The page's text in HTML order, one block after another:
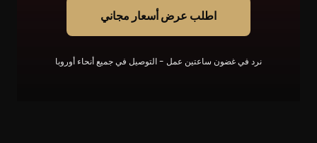
اطلب عرض أسعار مجاني
نرد في غضون ساعتين عمل - التوصيل في جميع أنحاء أوروبا